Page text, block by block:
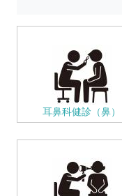
耳鼻科健診（鼻）